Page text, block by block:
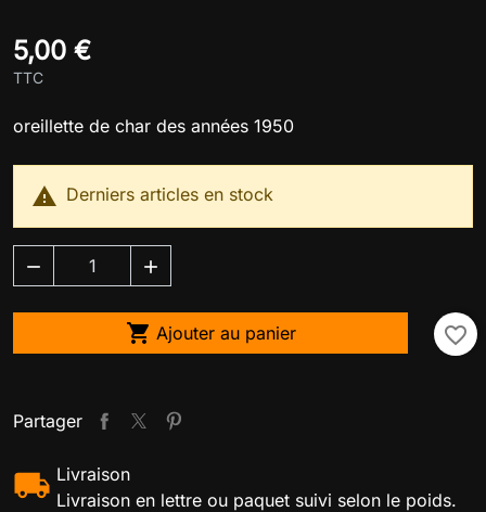
5,00 €
TTC
oreillette de char des années 1950
 Derniers articles en stock
 
 Ajouter au panier favorite_border
Partager
Livraison
Livraison en lettre ou paquet suivi selon le poids.